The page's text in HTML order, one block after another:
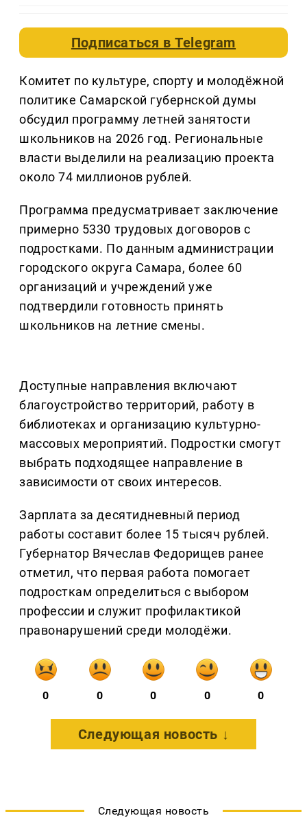
Подписаться вTelegram
Комитет по культуре, спорту и молодёжной
политике Самарской губернской думы
обсудил программу летней занятости
школьников на 2026 год. Региональные
власти выделили на реализацию проекта
около 74 миллионов рублей.
Программа предусматривает заключение
примерно 5330 трудовых договоров с
подростками. По данным администрации
городского округа Самара, более 60
организаций и учреждений уже
подтвердили готовность принять
школьников на летние смены.
Доступные направления включают
благоустройство территорий, работу в
библиотеках и организацию культурно-
массовых мероприятий. Подростки смогут
выбрать подходящее направление в
зависимости от своих интересов.
Зарплата за десятидневный период
работы составит более 15 тысяч рублей.
Губернатор Вячеслав Федорищев ранее
отметил, что первая работа помогает
подросткам определиться с выбором
профессии и служит профилактикой
правонарушений среди молодёжи.
0 0 0 0 0
Следующая новость ↓
Следующая новость